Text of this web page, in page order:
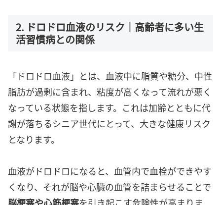
2. ドロドロ血液のリスク｜高齢者に多い生
活習慣病との関係
「ドロドロ血液」とは、血液中に脂質や糖分、中性
脂肪が過剰に含まれ、粘度が高くなって流れが悪く
なっている状態を指します。これは加齢とともに代
謝が落ちるシニア世代にとって、大きな健康リスク
となります。
血液がドロドロになると、血管内で血栓ができやす
くなり、それが脳や心臓の血管を詰まらせることで